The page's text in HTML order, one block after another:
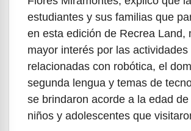
estudiantes y sus familias que
en esta edición de Recrea Land,
mayor interés por las actividades
relacionadas con robótica, el
segunda lengua y temas de
se brindaron acorde a la edad
niños y adolescentes que